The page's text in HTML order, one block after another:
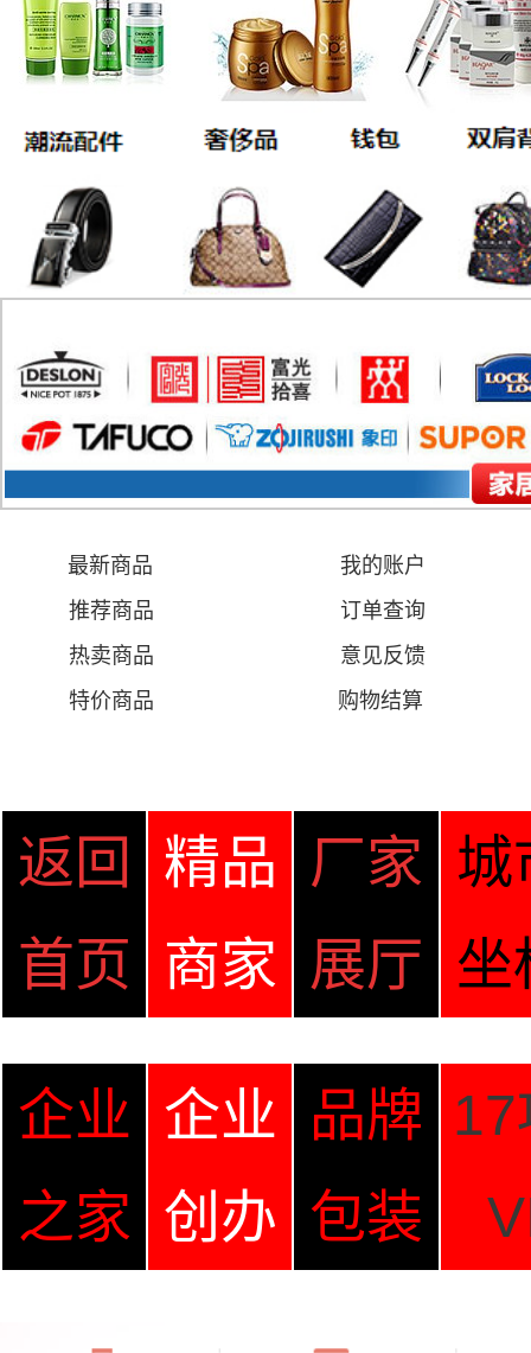
最新商品
我的账户
推荐商品
订单查询
热卖商品
意见反馈
特价商品
购物结算
返回
首页
精品
商家
厂家
展厅
城
坐
企业
之家
企业
创办
品牌
包装
17